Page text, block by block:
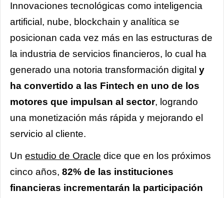
Innovaciones tecnológicas como inteligencia
artificial, nube, blockchain y analítica se
posicionan cada vez más en las estructuras de
la industria de servicios financieros, lo cual ha
generado una notoria transformación digital y
ha convertido a las Fintech en uno de los
motores que impulsan al sector, logrando
una monetización más rápida y mejorando el
servicio al cliente.
Un estudio de Oracle dice que en los próximos
cinco años, 82% de las instituciones
financieras incrementarán la participación